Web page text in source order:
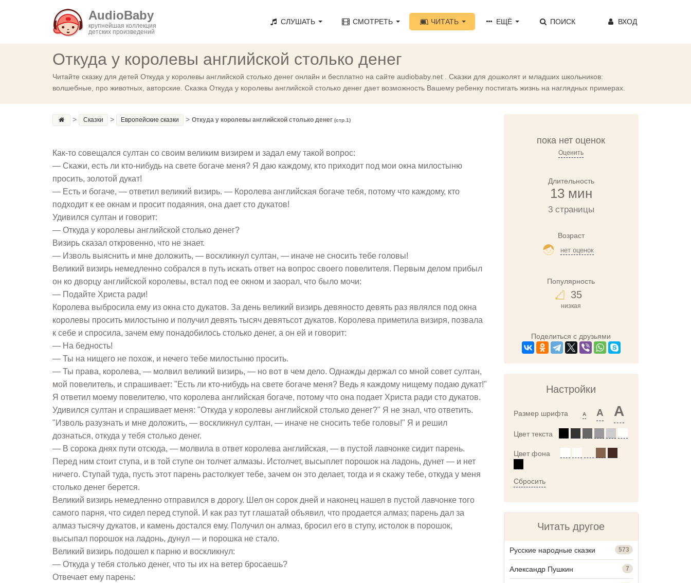
AudioBaby
крупнейшая коллекция
детских произведений
СЛУШАТЬ СМОТРЕТЬ ЧИТАТЬ ЕЩЁ ПОИСК ВХОД
Откуда у королевы английской столько денег
Читайте сказку для детей Откуда у королевы английской столько денег онлайн и бесплатно на сайте audiobaby.net . Сказки для дошколят и младших школьников:
волшебные, про животных, авторские. Сказка Откуда у королевы английской столько денег дает возможность Вашему ребенку постигать жизнь на наглядных примерах.
> Сказки > Европейские сказки > Откуда у королевы английской столько денег (стр.1)
Как-то совещался султан со своим великим визирем и задал ему такой вопрос:
— Скажи, есть ли кто-нибудь на свете богаче меня? Я даю каждому, кто приходит под мои окна милостыню
просить, золотой дукат!
— Есть и богаче, — ответил великий визирь. — Королева английская богаче тебя, потому что каждому, кто
подходит к ее окнам и просит подаяния, она дает сто дукатов!
Удивился султан и говорит:
— Откуда у королевы английской столько денег?
Визирь сказал откровенно, что не знает.
— Изволь выяснить и мне доложить, — воскликнул султан, — иначе не сносить тебе головы!
Великий визирь немедленно собрался в путь искать ответ на вопрос своего повелителя. Первым делом прибыл
он ко дворцу английской королевы, встал под ее окном и заорал, что было мочи:
— Подайте Христа ради!
Королева выбросила ему из окна сто дукатов. За день великий визирь девяносто девять раз являлся под окна
королевы просить милостыню и получил девять тысяч девятьсот дукатов. Королева приметила визиря, позвала
к себе и спросила, зачем ему понадобилось столько денег, а он ей и говорит:
— На бедность!
— Ты на нищего не похож, и нечего тебе милостыню просить.
— Ты права, королева, — молвил великий визирь, — но вот в чем дело. Однажды держал со мной совет султан,
мой повелитель, и спрашивает: "Есть ли кто-нибудь на свете богаче меня? Ведь я каждому нищему подаю дукат!"
Я ответил моему повелителю, что королева английская богаче, потому что она подает Христа ради сто дукатов.
Удивился султан и спрашивает меня: "Откуда у королевы английской столько денег?" Я не знал, что ответить.
"Изволь разузнать и мне доложить, — воскликнул султан, — иначе не сносить тебе головы!" Я и решил
дознаться, откуда у тебя столько денег.
— В сорока днях пути отсюда, — молвила в ответ королева английская, — в пустой лавчонке сидит парень.
Перед ним стоит ступа, и в той ступе он толчет алмазы. Истолчет, высыплет порошок на ладонь, дунет — и нет
ничего. Ступай туда, пусть этот парень растолкует тебе, зачем он это делает, тогда и я скажу тебе, откуда у меня
столько денег берется.
Великий визирь немедленно отправился в дорогу. Шел он сорок дней и наконец нашел в пустой лавчонке того
самого парня, что сидел перед ступой. И как раз тут глашатай объявил, что продается алмаз; парень дал за
алмаз тысячу дукатов, и камень достался ему. Получил он алмаз, бросил его в ступу, истолок в порошок,
высыпал порошок на ладонь, дунул — и порошка не стало.
Великий визирь подошел к парню и воскликнул:
— Откуда у тебя столько денег, что ты их на ветер бросаешь?
Отвечает ему парень:
пока нет оценок
Оценить
Длительность
13 мин
3 страницы
Возраст
нет оценок
Популярность
35
низкая
Поделиться с друзьями
Настройки
Размер шрифта A A A
Цвет текста
Цвет фона
Сбросить
Читать другое
Русские народные сказки 573
Александр Пушкин 7